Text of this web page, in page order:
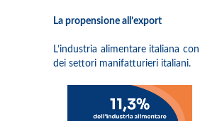
La propensione all’export
L’industria alimentare italiana
dei settori manifatturieri italiani.